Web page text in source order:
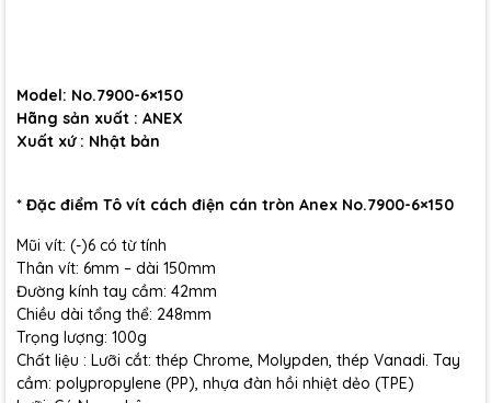
Model: No.7900-6×150
Hãng sản xuất : ANEX
Xuất xứ : Nhật bản
* Đặc điểm Tô vít cách điện cán tròn Anex No.7900-6×150
Mũi vít: (-)6 có từ tính
Thân vít: 6mm – dài 150mm
Đường kính tay cầm: 42mm
Chiều dài tổng thể: 248mm
Trọng lượng: 100g
Chất liệu : Lưỡi cắt: thép Chrome, Molypden, thép Vanadi. Tay
cầm: polypropylene (PP), nhựa đàn hồi nhiệt dẻo (TPE)